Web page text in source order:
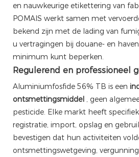
en nauwkeurige etikettering van
POMAIS werkt samen met
bekend zijn met de lading van
u vertragingen bij douane- en
minimum kunt beperken.
Regulerend en professioneel
Aluminiumfosfide 56% TB is een
ontsmettingsmiddel , geen
pesticide. Elke markt heeft
registratie, import, opslag en
bevestigen dat hun activiteiten
ontsmettingswetgeving,